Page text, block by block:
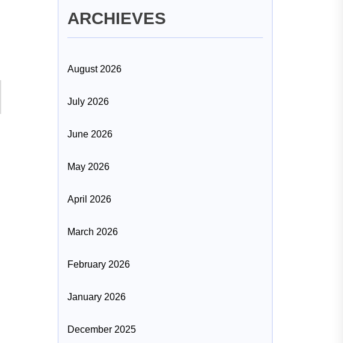
ARCHIEVES
August 2026
July 2026
June 2026
May 2026
April 2026
March 2026
February 2026
January 2026
December 2025